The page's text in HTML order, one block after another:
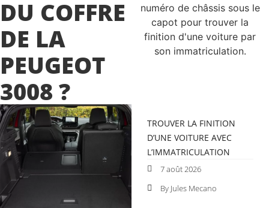
DU COFFRE
DE LA
PEUGEOT
3008 ?
TROUVER LA FINITION
D’UNE VOITURE AVEC
L’IMMATRICULATION
7 août 2026
By Jules Mecano